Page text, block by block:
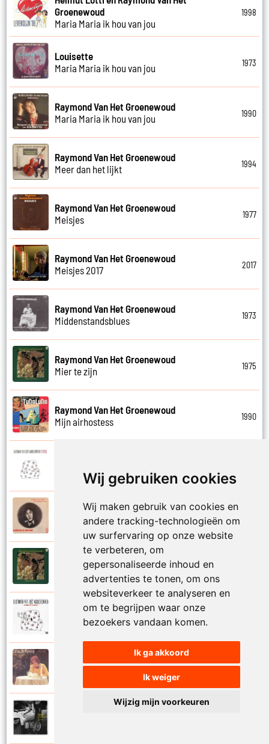
Wij gebruiken cookies
Wij maken gebruik van cookies en
andere tracking-technologieën om
uw surfervaring op onze website
te verbeteren, om
gepersonaliseerde inhoud en
advertenties te tonen, om ons
websiteverkeer te analyseren en
om te begrijpen waar onze
bezoekers vandaan komen.
Ik ga akkoord
Ik weiger
Wijzig mijn voorkeuren
Groenewoud
Maria Maria ik hou van jou
1998
Louisette
Maria Maria ik hou van jou
1973
Raymond Van Het Groenewoud
Maria Maria ik hou van jou
1990
Raymond Van Het Groenewoud
Meer dan het lijkt
1994
Raymond Van Het Groenewoud
Meisjes
1977
Raymond Van Het Groenewoud
Meisjes 2017
2017
Raymond Van Het Groenewoud
Middenstandsblues
1973
Raymond Van Het Groenewoud
Mier te zijn
1975
Raymond Van Het Groenewoud
Mijn airhostess
1990
Mijn leven lang
Raymond Van Het Groenewoud
Mijn lieve schatje
Raymond Van Het Groenewoud
Mijn schoolgaande jeugd
Raymond Van Het Groenewoud
Mijnheer de postbode
Raymond Van Het Groenewoud